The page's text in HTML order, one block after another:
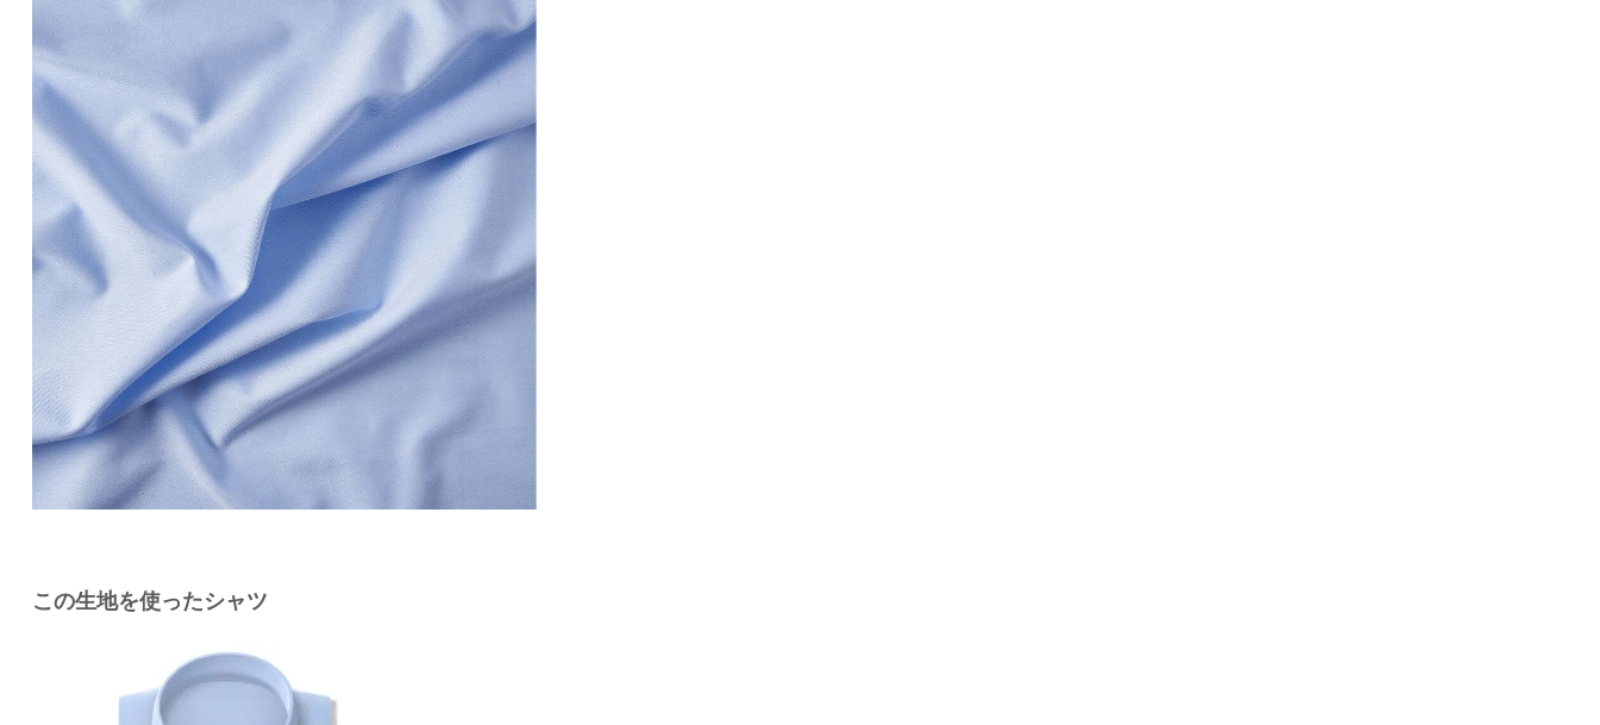
この生地を使ったシャツ